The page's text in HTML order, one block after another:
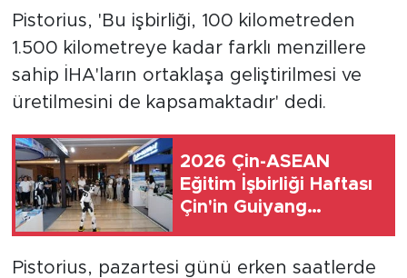
Pistorius, 'Bu işbirliği, 100 kilometreden
1.500 kilometreye kadar farklı menzillere
sahip İHA'ların ortaklaşa geliştirilmesi ve
üretilmesini de kapsamaktadır' dedi.
2026 Çin-ASEAN
Eğitim İşbirliği Haftası
Çin'in Guiyang
Pistorius, pazartesi günü erken saatlerde